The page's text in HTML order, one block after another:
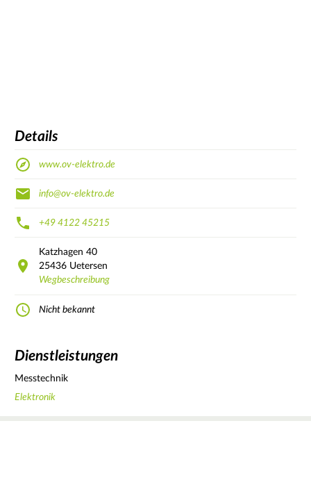
Details
www.ov-elektro.de
info@ov-elektro.de
+49 4122 45215
Katzhagen 40
25436 Uetersen
Wegbeschreibung
Nicht bekannt
Dienstleistungen
Messtechnik
Elektronik